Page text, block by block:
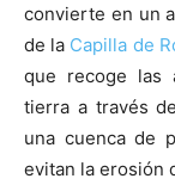
convierte en un
de la Capilla de
que recoge las
tierra a través
una cuenca de
evitan la erosión